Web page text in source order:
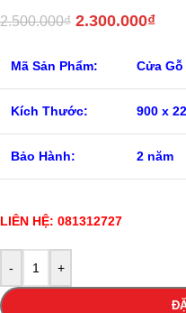
2.500.000₫ 2.300.000₫
Mã Sản Phẩm: Cửa
Kích Thước: 900 x
Bảo Hành: 2 năm
LIÊN HỆ: 081312727
- +